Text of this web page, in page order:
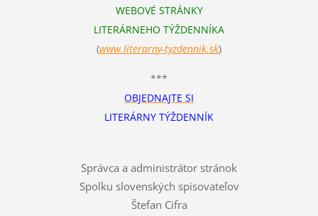
WEBOVÉ STRÁNKY
LITERÁRNEHO TÝŽDENNÍKA
(www.literarny-tyzdennik.sk)
***
OBJEDNAJTE SI
LITERÁRNY TÝŽDENNÍK
Správca a administrátor stránok
Spolku slovenských spisovateľov
Štefan Cifra